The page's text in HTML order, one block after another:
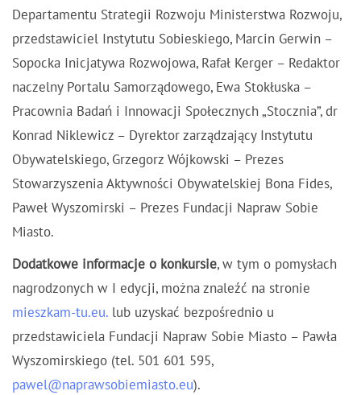
Departamentu Strategii Rozwoju Ministerstwa Rozwoju,
przedstawiciel Instytutu Sobieskiego, Marcin Gerwin –
Sopocka Inicjatywa Rozwojowa, Rafał Kerger – Redaktor
naczelny Portalu Samorządowego, Ewa Stokłuska –
Pracownia Badań i Innowacji Społecznych „Stocznia”, dr
Konrad Niklewicz – Dyrektor zarządzający Instytutu
Obywatelskiego, Grzegorz Wójkowski – Prezes
Stowarzyszenia Aktywności Obywatelskiej Bona Fides,
Paweł Wyszomirski – Prezes Fundacji Napraw Sobie
Miasto.
Dodatkowe informacje o konkursie, w tym o pomysłach
nagrodzonych w I edycji, można znaleźć na stronie
mieszkam-tu.eu. lub uzyskać bezpośrednio u
przedstawiciela Fundacji Napraw Sobie Miasto – Pawła
Wyszomirskiego (tel. 501 601 595,
pawel@naprawsobiemiasto.eu).